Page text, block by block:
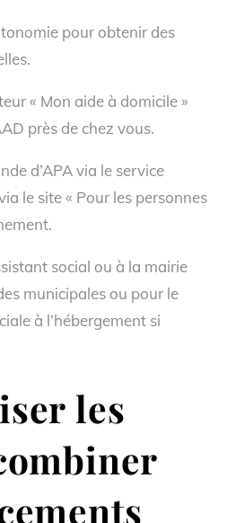
pour obtenir des
« Mon aide à domicile »
près de chez vous.
d’APA via le service
le site « Pour les personnes
social ou à la mairie
municipales ou pour le
à l’hébergement si
les